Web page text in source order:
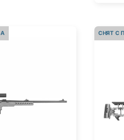
СНЯТ С